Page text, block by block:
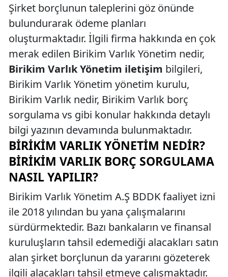
Şirket borçlunun taleplerini göz önünde
bulundurarak ödeme planları
oluşturmaktadır. İlgili firma hakkında en çok
merak edilen Birikim Varlık Yönetim nedir,
Birikim Varlık Yönetim iletişim bilgileri,
Birikim Varlık Yönetim yönetim kurulu,
Birikim Varlık nedir, Birikim Varlık borç
sorgulama vs gibi konular hakkında detaylı
bilgi yazının devamında bulunmaktadır.
BIRIKIM VARLIK YÖNETIM NEDIR?
BIRIKIM VARLIK BORÇ SORGULAMA
NASIL YAPILIR?
Birikim Varlık Yönetim A.Ş BDDK faaliyet izni
ile 2018 yılından bu yana çalışmalarını
sürdürmektedir. Bazı bankaların ve finansal
kuruluşların tahsil edemediği alacakları satın
alan şirket borçlunun da yararını gözeterek
ilgili alacakları tahsil etmeye çalışmaktadır.